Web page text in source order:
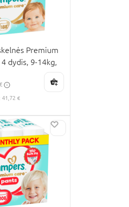
Premium
dydis, 9-14kg,
41,72 €